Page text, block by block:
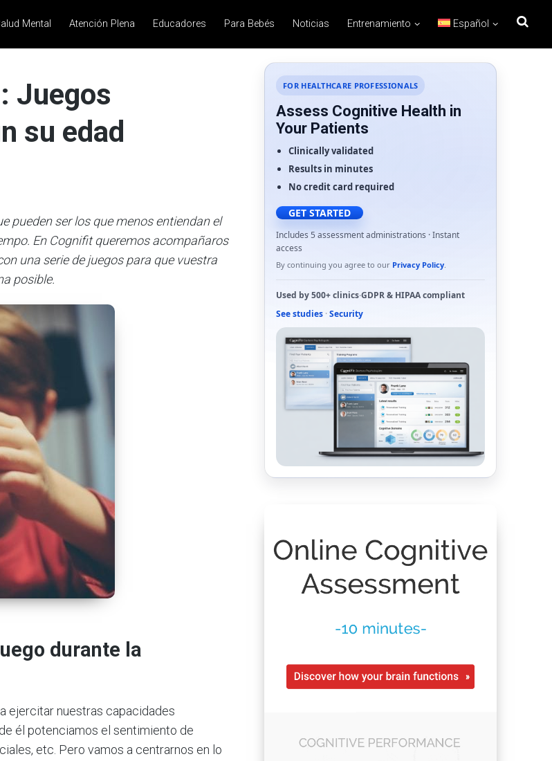
Mental Atención Plena Educadores Para Bebés Noticias Entrenamiento Español
Juegos
su edad
pueden ser los que menos entiendan el
En Cognifit queremos acompañaros
una serie de juegos para que vuestra
posible.
durante la
ejercitar nuestras capacidades
él potenciamos el sentimiento de
etc. Pero vamos a centrarnos en lo
FOR HEALTHCARE PROFESSIONALS
Assess Cognitive Health in
Your Patients
Clinically validated
Results in minutes
No credit card required
GET STARTED
Includes 5 assessment administrations · Instant
access
By continuing you agree to our Privacy Policy.
Used by500+ clinics·GDPR& HIPAAcompliant
See studies · Security